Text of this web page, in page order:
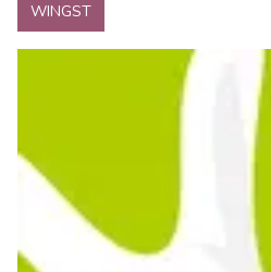
WINGST